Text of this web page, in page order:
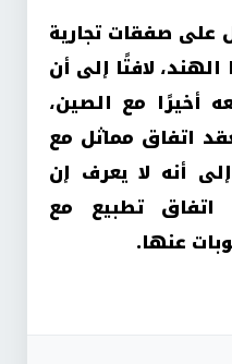
على صفقات تجارية
لافتًا إلى أن
أخيرًا مع الصين،
اتفاق مماثل مع
أنه لا يعرف إن
اتفاق تطبيع مع
عنها.